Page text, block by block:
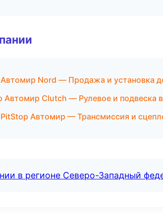
Nord — Продажа и установка
Автомир Clutch — Рулевое и подвеска
Автомир — Трансмиссия и
в регионе Северо-Западный